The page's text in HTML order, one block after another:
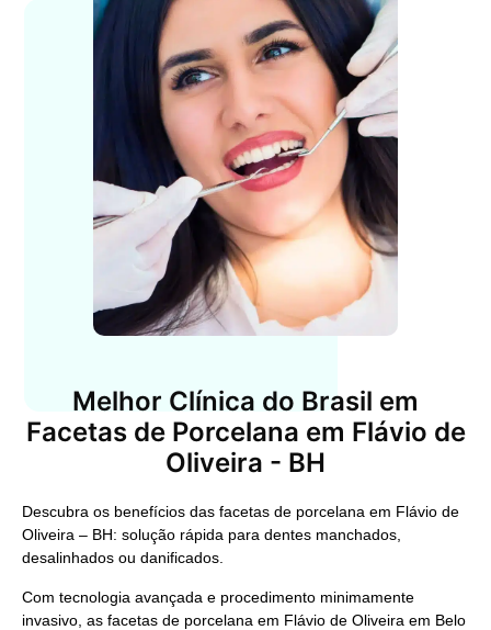
Melhor Clínica do Brasil em
Facetas de Porcelana em Flávio de
Oliveira - BH
Descubra os benefícios das facetas de porcelana em Flávio de
Oliveira – BH: solução rápida para dentes manchados,
desalinhados ou danificados.
Com tecnologia avançada e procedimento minimamente
invasivo, as facetas de porcelana em Flávio de Oliveira em Belo